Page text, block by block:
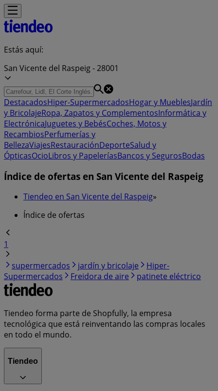
Estás aquí:
San Vicente del Raspeig - 28001
DestacadosHiper-SupermercadosHogar y MueblesJardín
y BricolajeRopa, Zapatos y ComplementosInformática y
ElectrónicaJuguetes y BebésCoches, Motos y
RecambiosPerfumerías y
BellezaViajesRestauraciónDeporteSalud y
ÓpticasOcioLibros y PapeleríasBancos y SegurosBodas
Índice de ofertas en San Vicente del Raspeig
Tiendeo en San Vicente del Raspeig»
Índice de ofertas
1
supermercados
jardín y bricolaje
Hiper-
Supermercados
Freidora de aire patinete eléctrico
Tiendeo forma parte de Shopfully, la empresa
tecnológica que está reinventando las compras locales
en todo el mundo.
Tiendeo